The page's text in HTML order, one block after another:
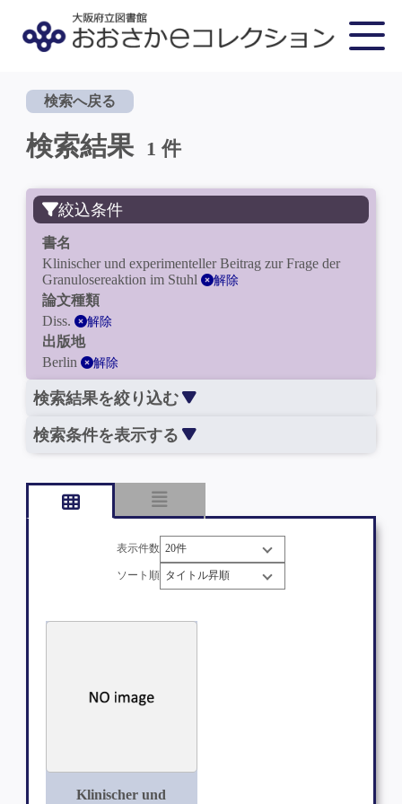
検索へ戻る
検索結果 1 件
絞込条件
書名
Klinischer und experimenteller Beitrag zur Frage der
Granulosereaktion im Stuhl
解除
論文種類
Diss.
解除
出版地
Berlin
解除
検索結果を絞り込む
検索条件を表示する
表示件数
ソート順
Klinischer und